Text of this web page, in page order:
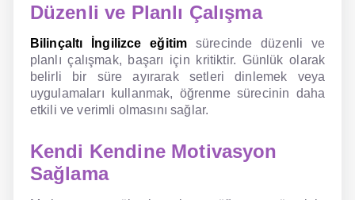
Düzenli ve Planlı Çalışma
Bilinçaltı İngilizce eğitim sürecinde düzenli ve
planlı çalışmak, başarı için kritiktir. Günlük olarak
belirli bir süre ayırarak setleri dinlemek veya
uygulamaları kullanmak, öğrenme sürecinin daha
etkili ve verimli olmasını sağlar.
Kendi Kendine Motivasyon
Sağlama